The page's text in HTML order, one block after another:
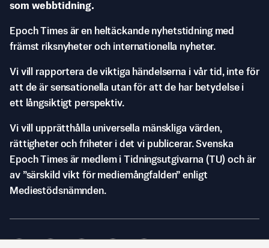
som webbtidning.
Epoch Times är en heltäckande nyhetstidning med
främst riksnyheter och internationella nyheter.
Vi vill rapportera de viktiga händelserna i vår tid, inte för
att de är sensationella utan för att de har betydelse i
ett långsiktigt perspektiv.
Vi vill upprätthålla universella mänskliga värden,
rättigheter och friheter i det vi publicerar. Svenska
Epoch Times är medlem i Tidningsutgivarna (TU) och är
av ”särskild vikt för mediemångfalden” enligt
Mediestödsnämnden.